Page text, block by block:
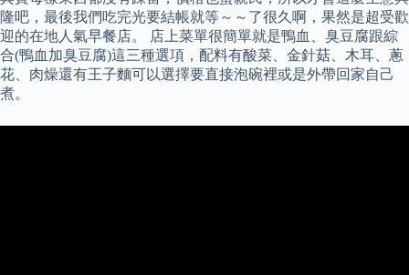
隆吧，最後我們吃完光要結帳就等～～了很久啊，果然是超受歡
迎的在地人氣早餐店。 店上菜單很簡單就是鴨血、臭豆腐跟綜
合(鴨血加臭豆腐)這三種選項，配料有酸菜、金針菇、木耳、蔥
花、肉燥還有王子麵可以選擇要直接泡碗裡或是外帶回家自己
煮。